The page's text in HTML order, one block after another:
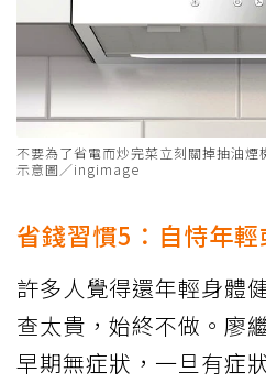
不要為了省電而炒完菜立刻關掉抽油煙
示意圖／ingimage
省錢習慣5：自恃年
許多人覺得還年輕身體
查太貴，始終不做。廖
早期無症狀，一旦有症